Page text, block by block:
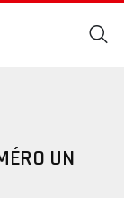
UN